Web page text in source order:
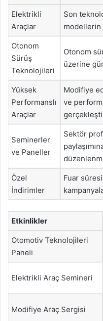
Elektrikli
Araçlar
Son
modellerin
Otonom
Sürüş
Teknolojileri
Otonom
üzerine
Yüksek
Performanslı
Araçlar
Modifiye
ve
Seminerler
ve Paneller
Sektör
Özel
İndirimler
Fuar
Etkinlikler
Otomotiv Teknolojileri
Paneli
Elektrikli Araç Semineri
Modifiye Araç Sergisi